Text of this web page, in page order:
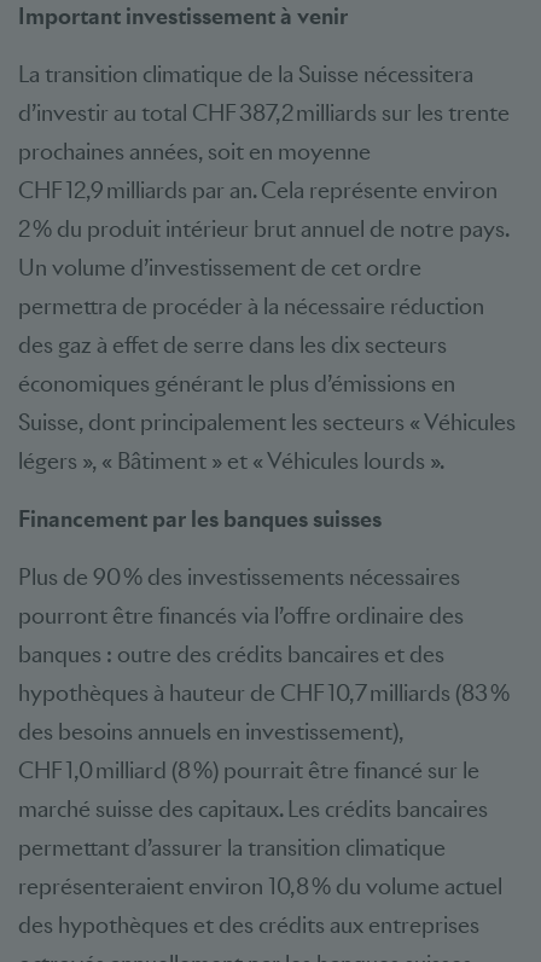
Important investissement à venir
La transition climatique de la Suisse nécessitera
d’investir au total CHF 387,2 milliards sur les trente
prochaines années, soit en moyenne
CHF 12,9 milliards par an. Cela représente environ
2 % du produit intérieur brut annuel de notre pays.
Un volume d’investissement de cet ordre
permettra de procéder à la nécessaire réduction
des gaz à effet de serre dans les dix secteurs
économiques générant le plus d’émissions en
Suisse, dont principalement les secteurs « Véhicules
légers », « Bâtiment » et « Véhicules lourds ».
Financement par les banques suisses
Plus de 90 % des investissements nécessaires
pourront être financés via l’offre ordinaire des
banques : outre des crédits bancaires et des
hypothèques à hauteur de CHF 10,7 milliards (83 %
des besoins annuels en investissement),
CHF 1,0 milliard (8 %) pourrait être financé sur le
marché suisse des capitaux. Les crédits bancaires
permettant d’assurer la transition climatique
représenteraient environ 10,8 % du volume actuel
des hypothèques et des crédits aux entreprises